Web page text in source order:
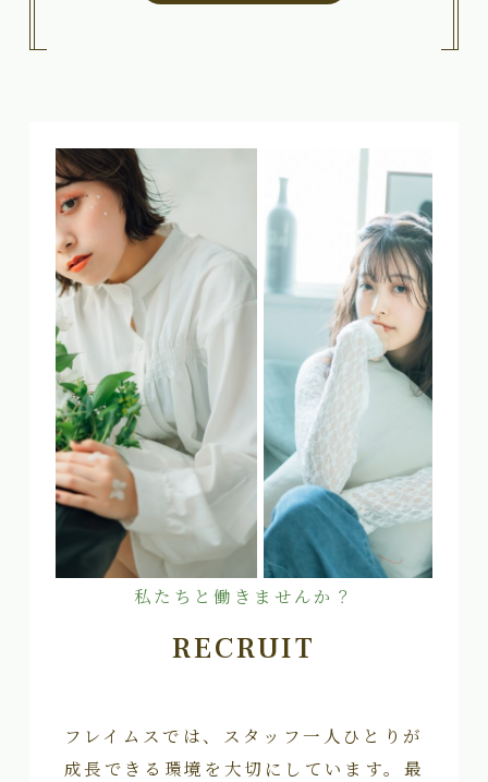
私たちと働きませんか？
RECRUIT
フレイムスでは、スタッフ一人ひとりが
成長できる環境を大切にしています。最